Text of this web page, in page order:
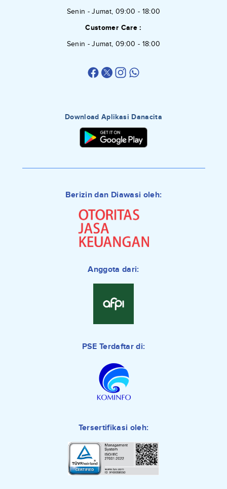
Senin - Jumat, 09:00 - 18:00
Customer Care :
Senin - Jumat, 09:00 - 18:00
Download Aplikasi Danacita
Berizin dan Diawasi oleh:
Anggota dari:
PSE Terdaftar di:
Tersertifikasi oleh: